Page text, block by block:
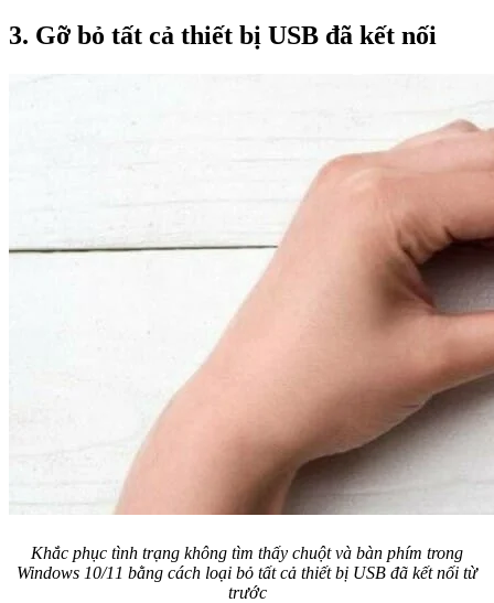
3. Gỡ bỏ tất cả thiết bị USB đã kết nối
Khắc phục tình trạng không tìm thấy chuột và bàn phím trong
Windows 10/11 bằng cách loại bỏ tất cả thiết bị USB đã kết nối từ
trước